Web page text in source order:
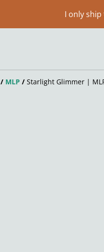
I only ship
/ MLP / Starlight Glimmer |